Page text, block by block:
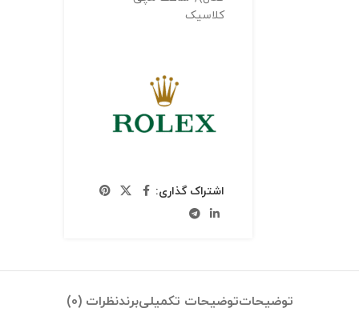
کلاسیک
اشتراک گذاری:
توضیحاتتوضیحات تکمیلیبرندنظرات (0)